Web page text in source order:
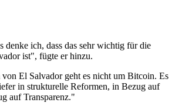
denke ich, dass das sehr wichtig für die
ist", fügte er hinzu.
El Salvador geht es nicht um Bitcoin. Es
in strukturelle Reformen, in Bezug auf
auf Transparenz."